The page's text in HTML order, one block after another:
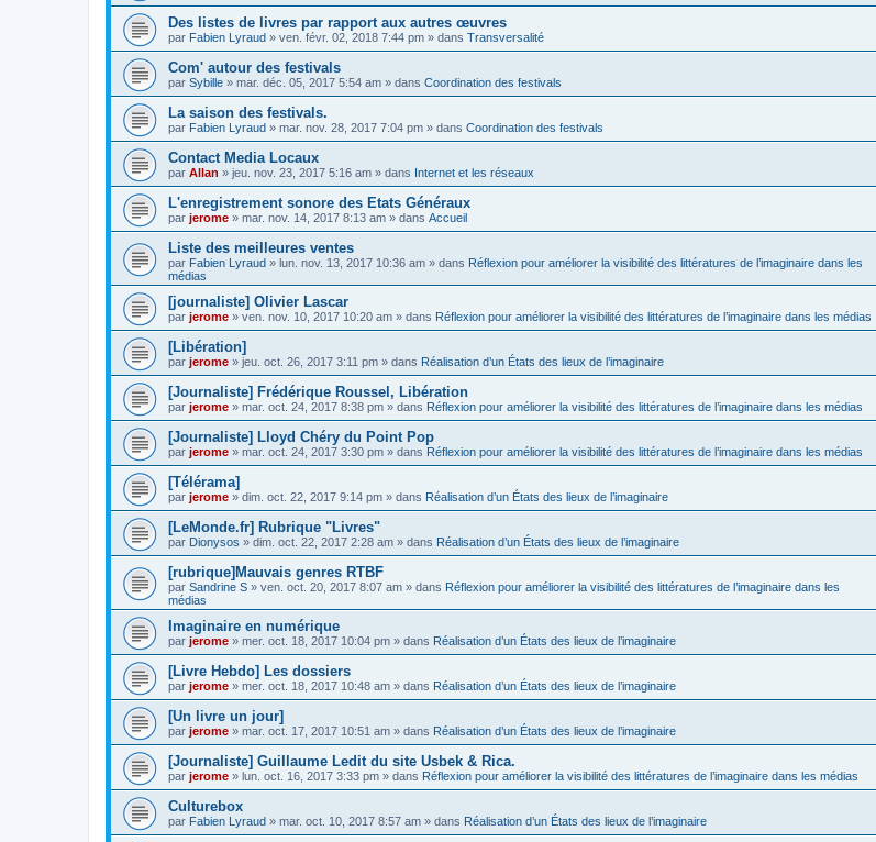
Des listes de livres par rapport aux autres œuvres
par Fabien Lyraud » ven. févr. 02, 2018 7:44 pm » dans Transversalité
Com' autour des festivals
par Sybille » mar. déc. 05, 2017 5:54 am » dans Coordination des festivals
La saison des festivals.
par Fabien Lyraud » mar. nov. 28, 2017 7:04 pm » dans Coordination des festivals
Contact Media Locaux
par Allan » jeu. nov. 23, 2017 5:16 am » dans Internet et les réseaux
L'enregistrement sonore des Etats Généraux
par jerome » mar. nov. 14, 2017 8:13 am » dans Accueil
Liste des meilleures ventes
par Fabien Lyraud » lun. nov. 13, 2017 10:36 am » dans Réflexion pour améliorer la visibilité des littératures de l’imaginaire dans les
médias
[journaliste] Olivier Lascar
par jerome » ven. nov. 10, 2017 10:20 am » dans Réflexion pour améliorer la visibilité des littératures de l’imaginaire dans les médias
[Libération]
par jerome » jeu. oct. 26, 2017 3:11 pm » dans Réalisation d’un États des lieux de l’imaginaire
[Journaliste] Frédérique Roussel, Libération
par jerome » mar. oct. 24, 2017 8:38 pm » dans Réflexion pour améliorer la visibilité des littératures de l’imaginaire dans les médias
[Journaliste] Lloyd Chéry du Point Pop
par jerome » mar. oct. 24, 2017 3:30 pm » dans Réflexion pour améliorer la visibilité des littératures de l’imaginaire dans les médias
[Télérama]
par jerome » dim. oct. 22, 2017 9:14 pm » dans Réalisation d’un États des lieux de l’imaginaire
[LeMonde.fr] Rubrique "Livres"
par Dionysos » dim. oct. 22, 2017 2:28 am » dans Réalisation d’un États des lieux de l’imaginaire
[rubrique]Mauvais genres RTBF
par Sandrine S » ven. oct. 20, 2017 8:07 am » dans Réflexion pour améliorer la visibilité des littératures de l’imaginaire dans les
médias
Imaginaire en numérique
par jerome » mer. oct. 18, 2017 10:04 pm » dans Réalisation d’un États des lieux de l’imaginaire
[Livre Hebdo] Les dossiers
par jerome » mer. oct. 18, 2017 10:48 am » dans Réalisation d’un États des lieux de l’imaginaire
[Un livre un jour]
par jerome » mar. oct. 17, 2017 10:51 am » dans Réalisation d’un États des lieux de l’imaginaire
[Journaliste] Guillaume Ledit du site Usbek & Rica.
par jerome » lun. oct. 16, 2017 3:33 pm » dans Réflexion pour améliorer la visibilité des littératures de l’imaginaire dans les médias
Culturebox
par Fabien Lyraud » mar. oct. 10, 2017 8:57 am » dans Réalisation d’un États des lieux de l’imaginaire